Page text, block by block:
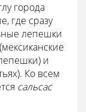
города
где сразу
лепешки
(мексиканские
и
Ко всем
сальсас